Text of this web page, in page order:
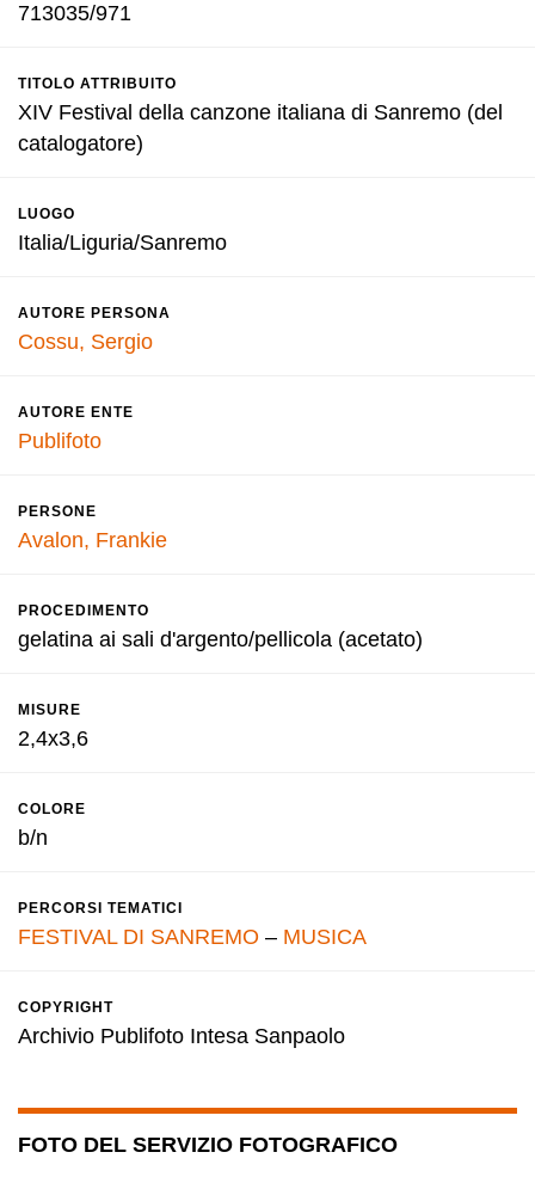
713035/971
TITOLO ATTRIBUITO
XIV Festival della canzone italiana di Sanremo (del
catalogatore)
LUOGO
Italia/Liguria/Sanremo
AUTORE PERSONA
Cossu, Sergio
AUTORE ENTE
Publifoto
PERSONE
Avalon, Frankie
PROCEDIMENTO
gelatina ai sali d'argento/pellicola (acetato)
MISURE
2,4x3,6
COLORE
b/n
PERCORSI TEMATICI
FESTIVAL DI SANREMO – MUSICA
COPYRIGHT
Archivio Publifoto Intesa Sanpaolo
FOTO DEL SERVIZIO FOTOGRAFICO